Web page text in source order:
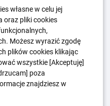
O nas
Aktualności
Kontakt
Sygnaliści
własne w celu jej
oraz pliki cookies
Możesz wyrazić zgodę
plików cookies klikając
wszystkie [Akceptuję]
poza
znajdziesz w